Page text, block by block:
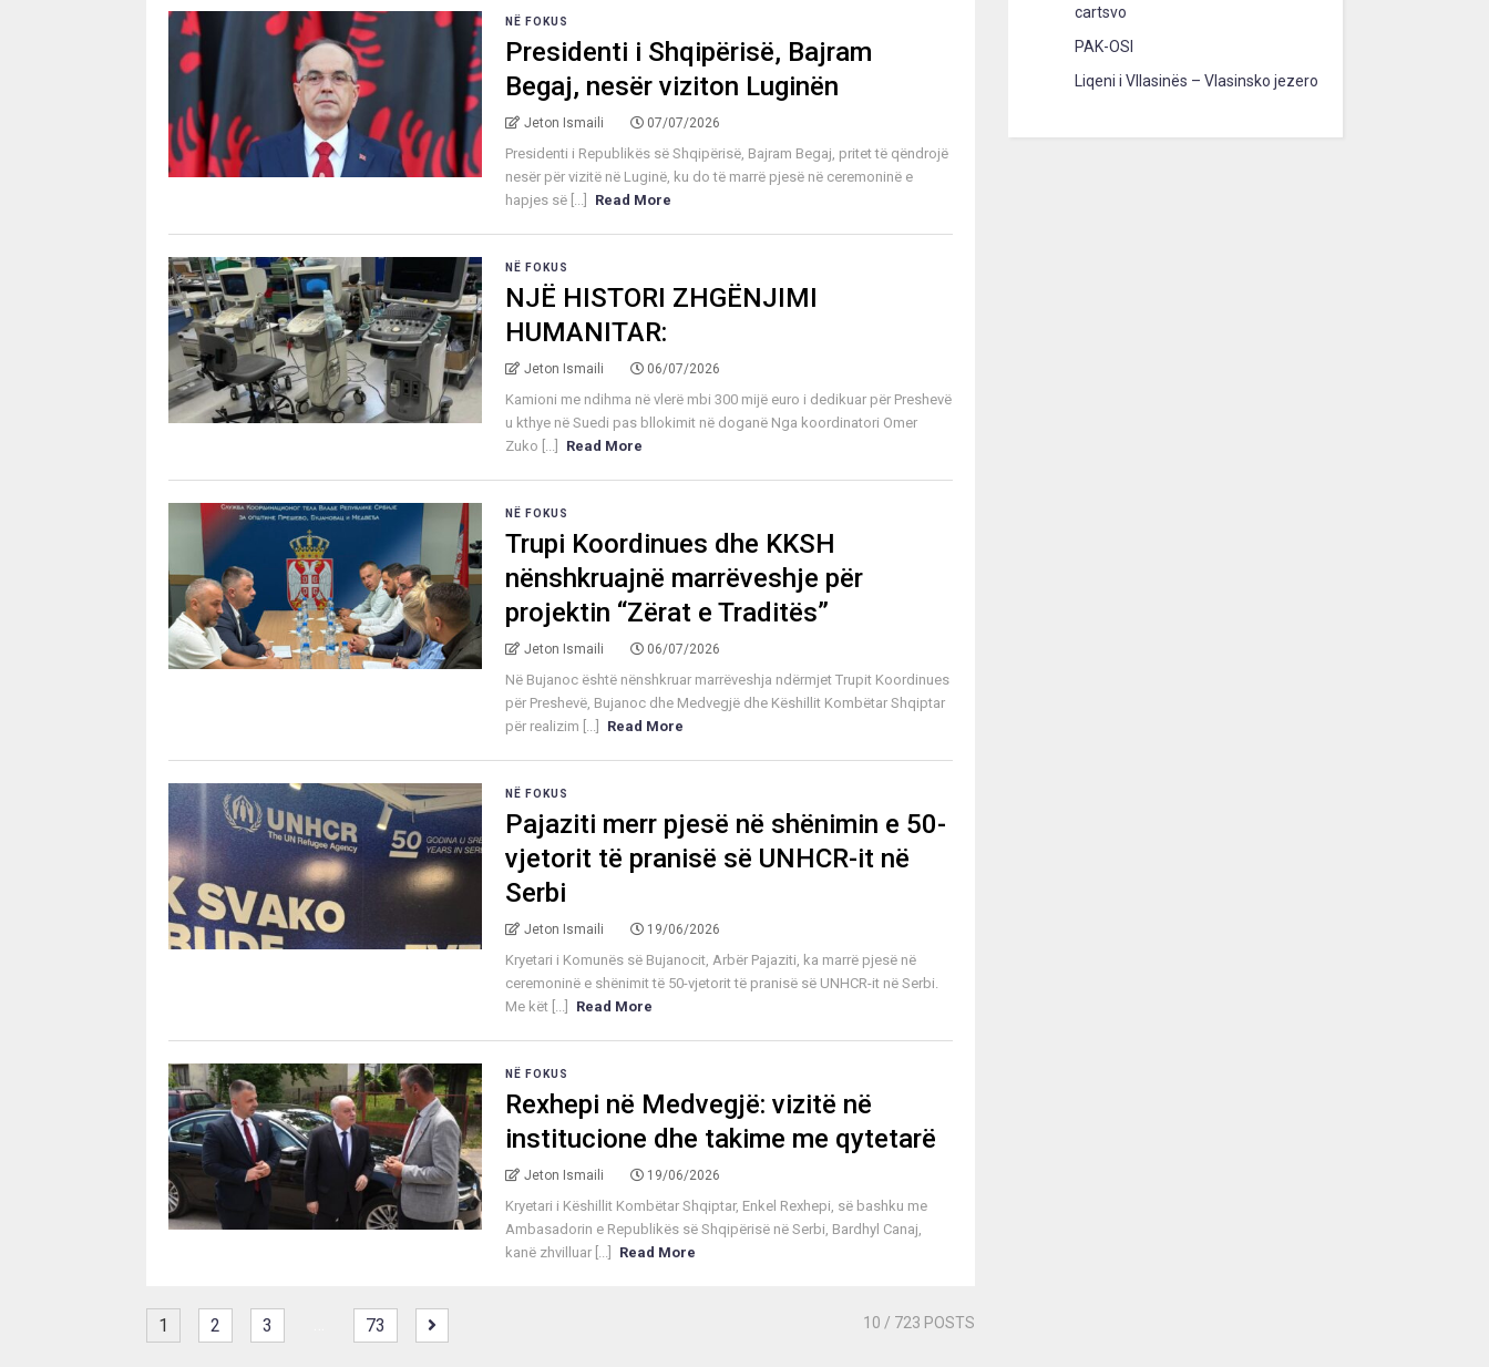
NË FOKUS
Presidenti i Shqipërisë, Bajram
Begaj, nesër viziton Luginën
Jeton Ismaili 07/07/2026
Presidenti i Republikës së Shqipërisë, Bajram Begaj, pritet të qëndrojë
nesër për vizitë në Luginë, ku do të marrë pjesë në ceremoninë e
hapjes së [...]
Read More
NË FOKUS
NJË HISTORI ZHGËNJIMI
HUMANITAR:
Jeton Ismaili 06/07/2026
Kamioni me ndihma në vlerë mbi 300 mijë euro i dedikuar për Preshevë
u kthye në Suedi pas bllokimit në doganë Nga koordinatori Omer
Zuko [...]
Read More
NË FOKUS
Trupi Koordinues dhe KKSH
nënshkruajnë marrëveshje për
projektin “Zërat e Traditës”
Jeton Ismaili 06/07/2026
Në Bujanoc është nënshkruar marrëveshja ndërmjet Trupit Koordinues
për Preshevë, Bujanoc dhe Medvegjë dhe Këshillit Kombëtar Shqiptar
për realizim [...]
Read More
NË FOKUS
Pajaziti merr pjesë në shënimin e 50-
vjetorit të pranisë së UNHCR-it në
Serbi
Jeton Ismaili 19/06/2026
Kryetari i Komunës së Bujanocit, Arbër Pajaziti, ka marrë pjesë në
ceremoninë e shënimit të 50-vjetorit të pranisë së UNHCR-it në Serbi.
Me kët [...]
Read More
NË FOKUS
Rexhepi në Medvegjë: vizitë në
institucione dhe takime me qytetarë
Jeton Ismaili 19/06/2026
Kryetari i Këshillit Kombëtar Shqiptar, Enkel Rexhepi, së bashku me
Ambasadorin e Republikës së Shqipërisë në Serbi, Bardhyl Canaj,
kanë zhvilluar [...]
Read More
1 2 3 73 10 / 723 POSTS
cartsvo
PAK-OSI
Liqeni i Vllasinës – Vlasinsko jezero